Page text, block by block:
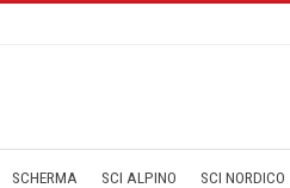
SCHERMA SCI ALPINO SCI NORDICO